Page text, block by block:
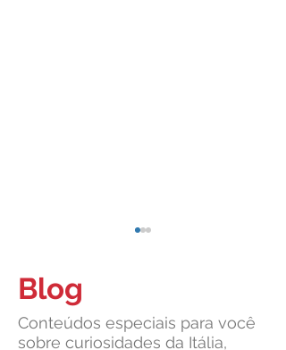
Blog
Conteúdos especiais para você
sobre curiosidades da Itália,